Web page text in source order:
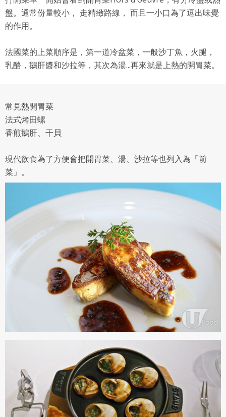
盤。通常份量較小， 走精緻路線， 而且一小口為了逗出味覺
的作用。
法國菜的上菜順序是，第一道冷盆菜，一般沙丁魚，火腿，
乳酪，鵝肝醬和沙拉等，其次為湯...再來就是上熱的開胃菜。
常見熱開胃菜
法式烤田螺
香煎鵝肝、干貝
現代飲食為了方便會把開胃菜、湯、沙拉等也列入為「前
菜」。